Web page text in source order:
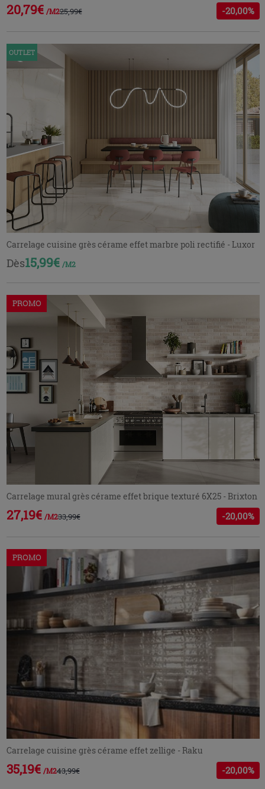
20,79€ /M225,99€ -20,00%
OUTLET
Carrelage cuisine grès cérame effet marbre poli rectifié - Luxor
Dès15,99€ /M2
PROMO
Carrelage mural grès cérame effet brique texturé 6X25 - Brixton
27,19€ /M233,99€ -20,00%
PROMO
Carrelage cuisine grès cérame effet zellige - Raku
35,19€ /M243,99€ -20,00%